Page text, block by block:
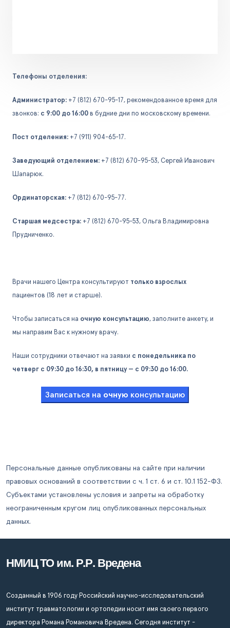
Телефоны отделения:
Администратор: +7 (812) 670-95-17, рекомендованное время для
звонков: с 9:00 до 16:00 в будние дни по московскому времени.
Пост отделения: +7 (911) 904-65-17.
Заведующий отделением: +7 (812) 670-95-53, Сергей Иванович
Шапарюк.
Ординаторская: +7 (812) 670-95-77.
Старшая медсестра: +7 (812) 670-95-53, Ольга Владимировна
Прудниченко.
Врачи нашего Центра консультируют только взрослых
пациентов (18 лет и старше).
Чтобы записаться на очную консультацию, заполните анкету, и
мы направим Вас к нужному врачу.
Наши сотрудники отвечают на заявки с понедельника по
четверг с 09:30 до 16:30, в пятницу — с 09:30 до 16:00.
Записаться на очную консультацию
Персональные данные опубликованы на сайте при наличии
правовых оснований в соответствии с ч. 1 ст. 6 и ст. 10.1 152-ФЗ.
Субъектами установлены условия и запреты на обработку
неограниченным кругом лиц опубликованных персональных
данных.
НМИЦ ТО им. Р.Р. Вредена
Созданный в 1906 году Российский научно-исследовательский
институт травматологии и ортопедии носит имя своего первого
директора Романа Романовича Вредена. Сегодня институт -